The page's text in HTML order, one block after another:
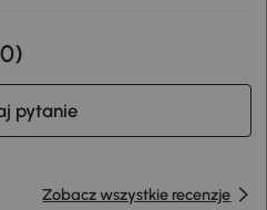
0)
pytanie
Zobacz wszystkie recenzje